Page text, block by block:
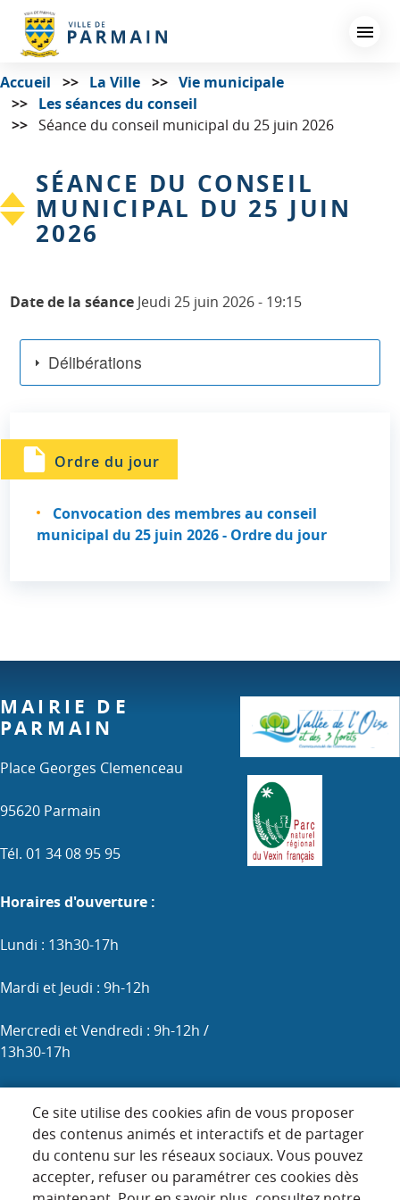
principal
Accueil La Ville
Vie municipale
Les séances du conseil
Séance du conseil municipal du 25 juin 2026
SÉANCE DU CONSEIL
MUNICIPAL DU 25 JUIN
2026
Date de la séance Jeudi 25 juin 2026 - 19:15
Délibérations
Ordre du jour
Convocation des membres au conseil
municipal du 25 juin 2026 - Ordre du jour
Ce site utilise des cookies afin de vous proposer
des contenus animés et interactifs et de partager
du contenu sur les réseaux sociaux. Vous pouvez
accepter, refuser ou paramétrer ces cookies dès
MAIRIE DE
PARMAIN
Place Georges Clemenceau
95620 Parmain
Tél. 01 34 08 95 95
Horaires d'ouverture :
Lundi : 13h30-17h
Mardi et Jeudi : 9h-12h
Mercredi et Vendredi : 9h-12h /
13h30-17h
Menu
ACCUEIL